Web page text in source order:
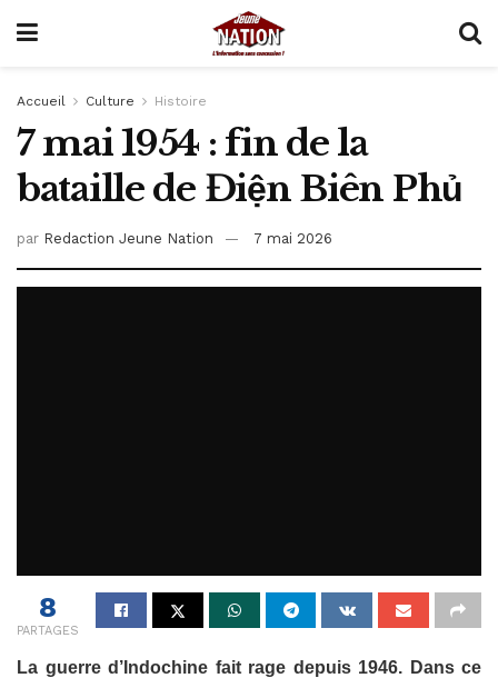
Accueil Culture Histoire
7 mai 1954 : fin de la
bataille de Điện Biên Phủ
par Redaction Jeune Nation 7 mai 2026
8
PARTAGES
La guerre d’Indochine fait rage depuis 1946. Dans ce